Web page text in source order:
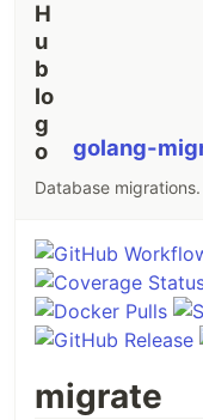
golang-
Database
migrate